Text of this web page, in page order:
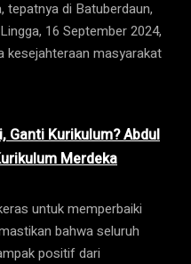
tepatnya di Batuberdaun,
16 September 2024,
kesejahteraan masyarakat
Ganti Kurikulum? Abdul
Merdeka
untuk memperbaiki
bahwa seluruh
positif dari